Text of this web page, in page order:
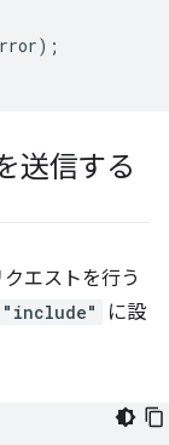
);
送信する
エストを行う
"include"
に設